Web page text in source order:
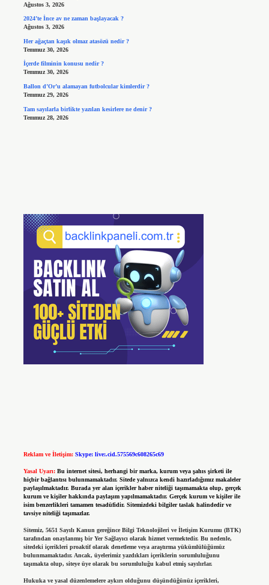
Ağustos 3, 2026
2024’te İnce av ne zaman başlayacak ?
Ağustos 3, 2026
Her ağaçtan kaşık olmaz atasözü nedir ?
Temmuz 30, 2026
İçerde filminin konusu nedir ?
Temmuz 30, 2026
Ballon d’Or’u alamayan futbolcular kimlerdir ?
Temmuz 29, 2026
Tam sayılarla birlikte yazılan kesirlere ne denir ?
Temmuz 28, 2026
Reklam ve İletişim: Skype: live:.cid.575569c608265c69
Yasal Uyarı: Bu internet sitesi, herhangi bir marka, kurum veya şahıs şirketi ile
hiçbir bağlantısı bulunmamaktadır. Sitede yalnızca kendi hazırladığımız makaleler
paylaşılmaktadır. Burada yer alan içerikler haber niteliği taşımamakta olup, gerçek
kurum ve kişiler hakkında paylaşım yapılmamaktadır. Gerçek kurum ve kişiler ile
isim benzerlikleri tamamen tesadüfidir. Sitemizdeki bilgiler taslak halindedir ve
tavsiye niteliği taşımazlar.
Sitemiz, 5651 Sayılı Kanun gereğince Bilgi Teknolojileri ve İletişim Kurumu (BTK)
tarafından onaylanmış bir Yer Sağlayıcı olarak hizmet vermektedir. Bu nedenle,
sitedeki içerikleri proaktif olarak denetleme veya araştırma yükümlülüğümüz
bulunmamaktadır. Ancak, üyelerimiz yazdıkları içeriklerin sorumluluğunu
taşımakta olup, siteye üye olarak bu sorumluluğu kabul etmiş sayılırlar.
Hukuka ve yasal düzenlemelere aykırı olduğunu düşündüğünüz içerikleri,